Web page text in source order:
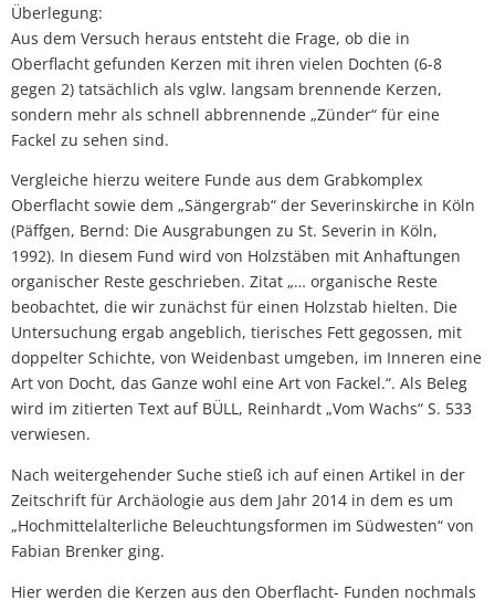
Überlegung:
Aus dem Versuch heraus entsteht die Frage, ob die in
Oberflacht gefunden Kerzen mit ihren vielen Dochten (6-8
gegen 2) tatsächlich als vglw. langsam brennende Kerzen,
sondern mehr als schnell abbrennende „Zünder“ für eine
Fackel zu sehen sind.
Vergleiche hierzu weitere Funde aus dem Grabkomplex
Oberflacht sowie dem „Sängergrab“ der Severinskirche in Köln
(Päffgen, Bernd: Die Ausgrabungen zu St. Severin in Köln,
1992). In diesem Fund wird von Holzstäben mit Anhaftungen
organischer Reste geschrieben. Zitat „… organische Reste
beobachtet, die wir zunächst für einen Holzstab hielten. Die
Untersuchung ergab angeblich, tierisches Fett gegossen, mit
doppelter Schichte, von Weidenbast umgeben, im Inneren eine
Art von Docht, das Ganze wohl eine Art von Fackel.“. Als Beleg
wird im zitierten Text auf BÜLL, Reinhardt „Vom Wachs“ S. 533
verwiesen.
Nach weitergehender Suche stieß ich auf einen Artikel in der
Zeitschrift für Archäologie aus dem Jahr 2014 in dem es um
„Hochmittelalterliche Beleuchtungsformen im Südwesten“ von
Fabian Brenker ging.
Hier werden die Kerzen aus den Oberflacht- Funden nochmals